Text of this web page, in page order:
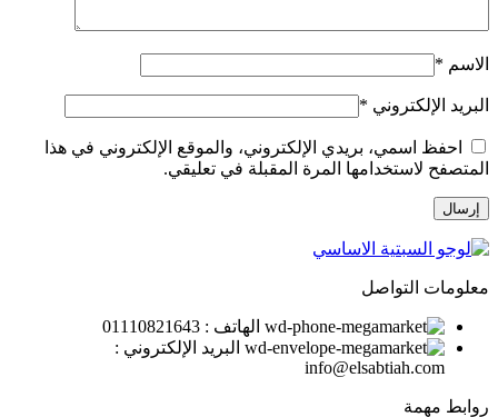
الاسم *
البريد الإلكتروني *
احفظ اسمي، بريدي الإلكتروني، والموقع الإلكتروني في هذا
المتصفح لاستخدامها المرة المقبلة في تعليقي.
معلومات التواصل
الهاتف : 01110821643
البريد الإلكتروني :
info@elsabtiah.com
روابط مهمة